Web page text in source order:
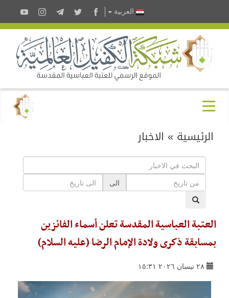
العربية
الرئيسية » الاخبار
الى
العتبة العباسية المقدسة تعلن أسماء الفائزين
بمسابقة ذكرى ولادة الإمام الرضا (عليه السلام)
٢٨ نيسان ٢٠٢٦ ١٥:٣١